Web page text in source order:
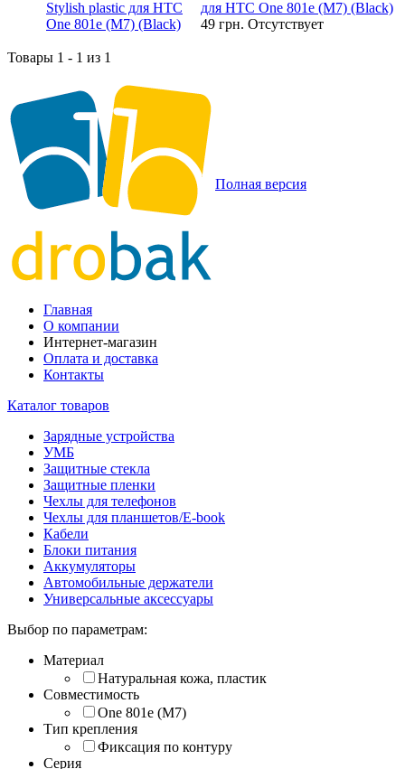
для HTC One 801e (M7) (Black)
49 грн. Отсутствует
Товары 1 - 1 из 1
Полная версия
Главная
О компании
Интернет-магазин
Оплата и доставка
Контакты
Каталог товаров
Зарядные устройства
УМБ
Защитные стекла
Защитные пленки
Чехлы для телефонов
Чехлы для планшетов/E-book
Кабели
Блоки питания
Аккумуляторы
Автомобильные держатели
Универсальные аксессуары
Выбор по параметрам:
Материал
Натуральная кожа, пластик
Совместимость
One 801e (M7)
Тип крепления
Фиксация по контуру
Серия